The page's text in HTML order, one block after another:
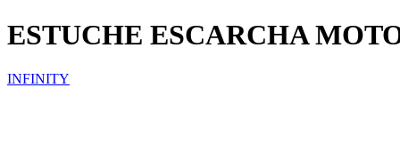
ESTUCHE ESCARCHA
INFINITY